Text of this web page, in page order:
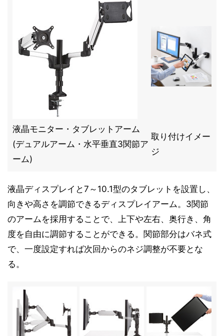
液晶モニター・タブレットアーム
(デュアルアーム・水平垂直3関節ア
ーム)
取り付けイメー
ジ
液晶ディスプレイと7～10.1型のタブレットを設置し、
向きや高さを調節できるディスプレイアーム。3関節
のアームを採用することで、上下や左右、奥行き、角
度を自由に調節することができる。関節部分はバネ式
で、一度設定すれば次回からのネジ調整が不要とな
る。